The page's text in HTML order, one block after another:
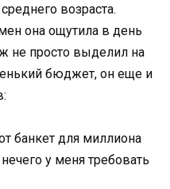
возраста.
она ощутила в день
не просто выделил на
бюджет, он еще и
банкет для миллиона
у меня требовать